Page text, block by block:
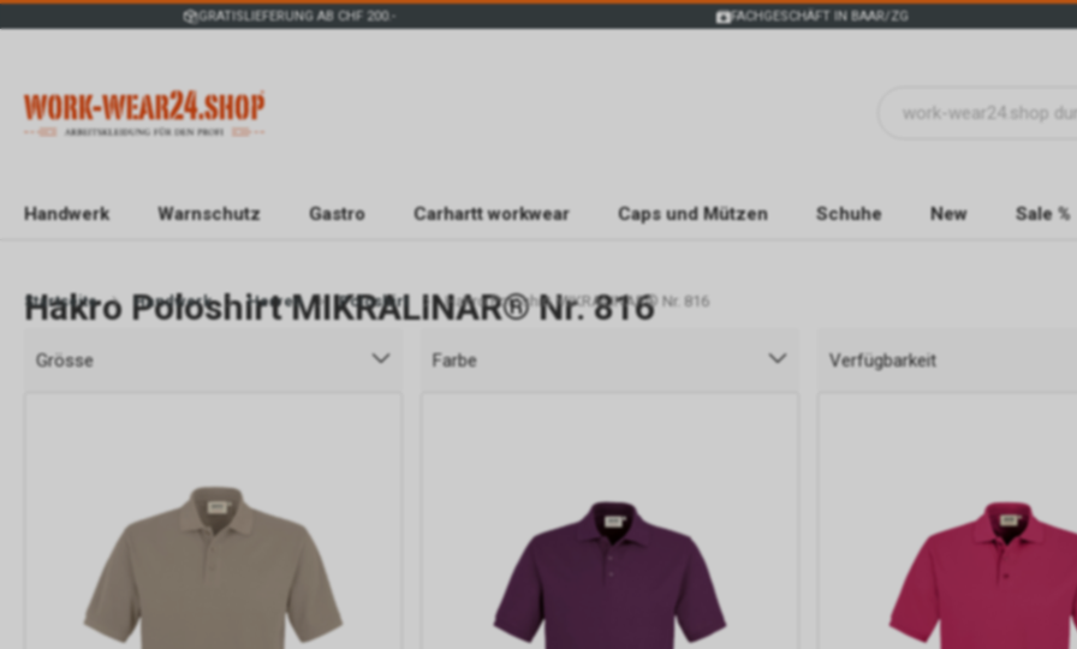
GRATISLIEFERUNG AB CHF 200.- FACHGESCHÄFT IN BAAR/ZG
Handwerk Warnschutz Gastro Carhartt workwear Caps und Mützen Schuhe New Sale %
Startseite Handwerk Herren Poloshirt Hakro Poloshirt MIKRALINAR® Nr. 816
Hakro Poloshirt MIKRALINAR® Nr. 816
Grösse Farbe Verfügbarkeit